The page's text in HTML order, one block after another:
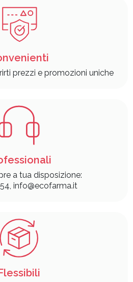
prezzi e promozioni uniche
a tua disposizione:
info@ecofarma.it